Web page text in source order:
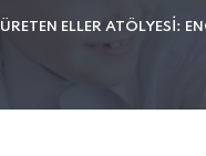
ÜRETEN ELLER ATÖLYESI: